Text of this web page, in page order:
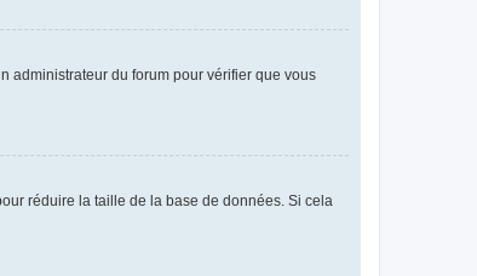
administrateur du forum pour vérifier que vous
réduire la taille de la base de données. Si cela